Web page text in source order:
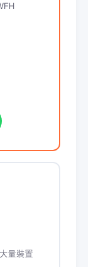
量裝置